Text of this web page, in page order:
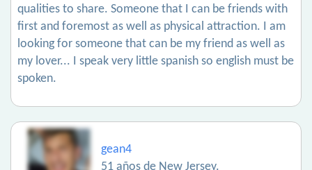
qualities to share. Someone that I can be friends with
first and foremost as well as physical attraction. I am
looking for someone that can be my friend as well as
my lover... I speak very little spanish so english must be
spoken.
gean4
51 años de New Jersey.